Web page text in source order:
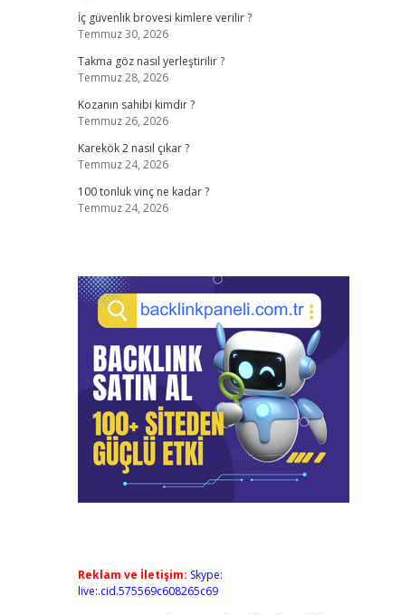
İç güvenlik brovesi kimlere verilir ?
Temmuz 30, 2026
Takma göz nasıl yerleştirilir ?
Temmuz 28, 2026
Kozanın sahibi kimdir ?
Temmuz 26, 2026
Karekök 2 nasıl çıkar ?
Temmuz 24, 2026
100 tonluk vinç ne kadar ?
Temmuz 24, 2026
Reklam ve İletişim: Skype:
live:.cid.575569c608265c69